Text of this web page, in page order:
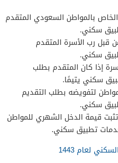
بالمواطن السعودي المتقدم
سكني.
قبل رب الأسرة المتقدم
سكني.
إذا كان المتقدم بطلب
سكني يتيمًا.
لتفويضه بطلب التقديم
سكني.
قيمة الدخل الشهري للمواطن
تطبيق سكني.
لعام 1443